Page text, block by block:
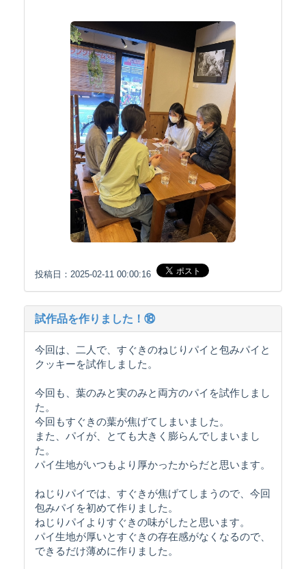
投稿日：2025-02-11 00:00:16
試作品を作りました！⑱
今回は、二人で、すぐきのねじりパイと包みパイと
クッキーを試作しました。
今回も、葉のみと実のみと両方のパイを試作しまし
た。
今回もすぐきの葉が焦げてしまいました。
また、パイが、とても大きく膨らんでしまいまし
た。
パイ生地がいつもより厚かったからだと思います。
ねじりパイでは、すぐきが焦げてしまうので、今回
包みパイを初めて作りました。
ねじりパイよりすぐきの味がしたと思います。
パイ生地が厚いとすぐきの存在感がなくなるので、
できるだけ薄めに作りました。